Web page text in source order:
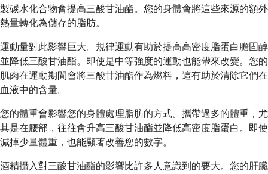
製碳水化合物會提高三酸甘油酯。您的身體會將這些來源的額外
熱量轉化為儲存的脂肪。
運動量對此影響巨大。規律運動有助於提高高密度脂蛋白膽固醇
並降低三酸甘油酯。即使是中等強度的運動也能帶來改變。您的
肌肉在運動期間會將三酸甘油酯作為燃料，這有助於清除它們在
血液中的含量。
您的體重會影響您的身體處理脂肪的方式。攜帶過多的體重，尤
其是在腰部，往往會升高三酸甘油酯並降低高密度脂蛋白。即使
減掉少量體重，也能顯著改善您的數字。
酒精攝入對三酸甘油酯的影響比許多人意識到的要大。您的肝臟